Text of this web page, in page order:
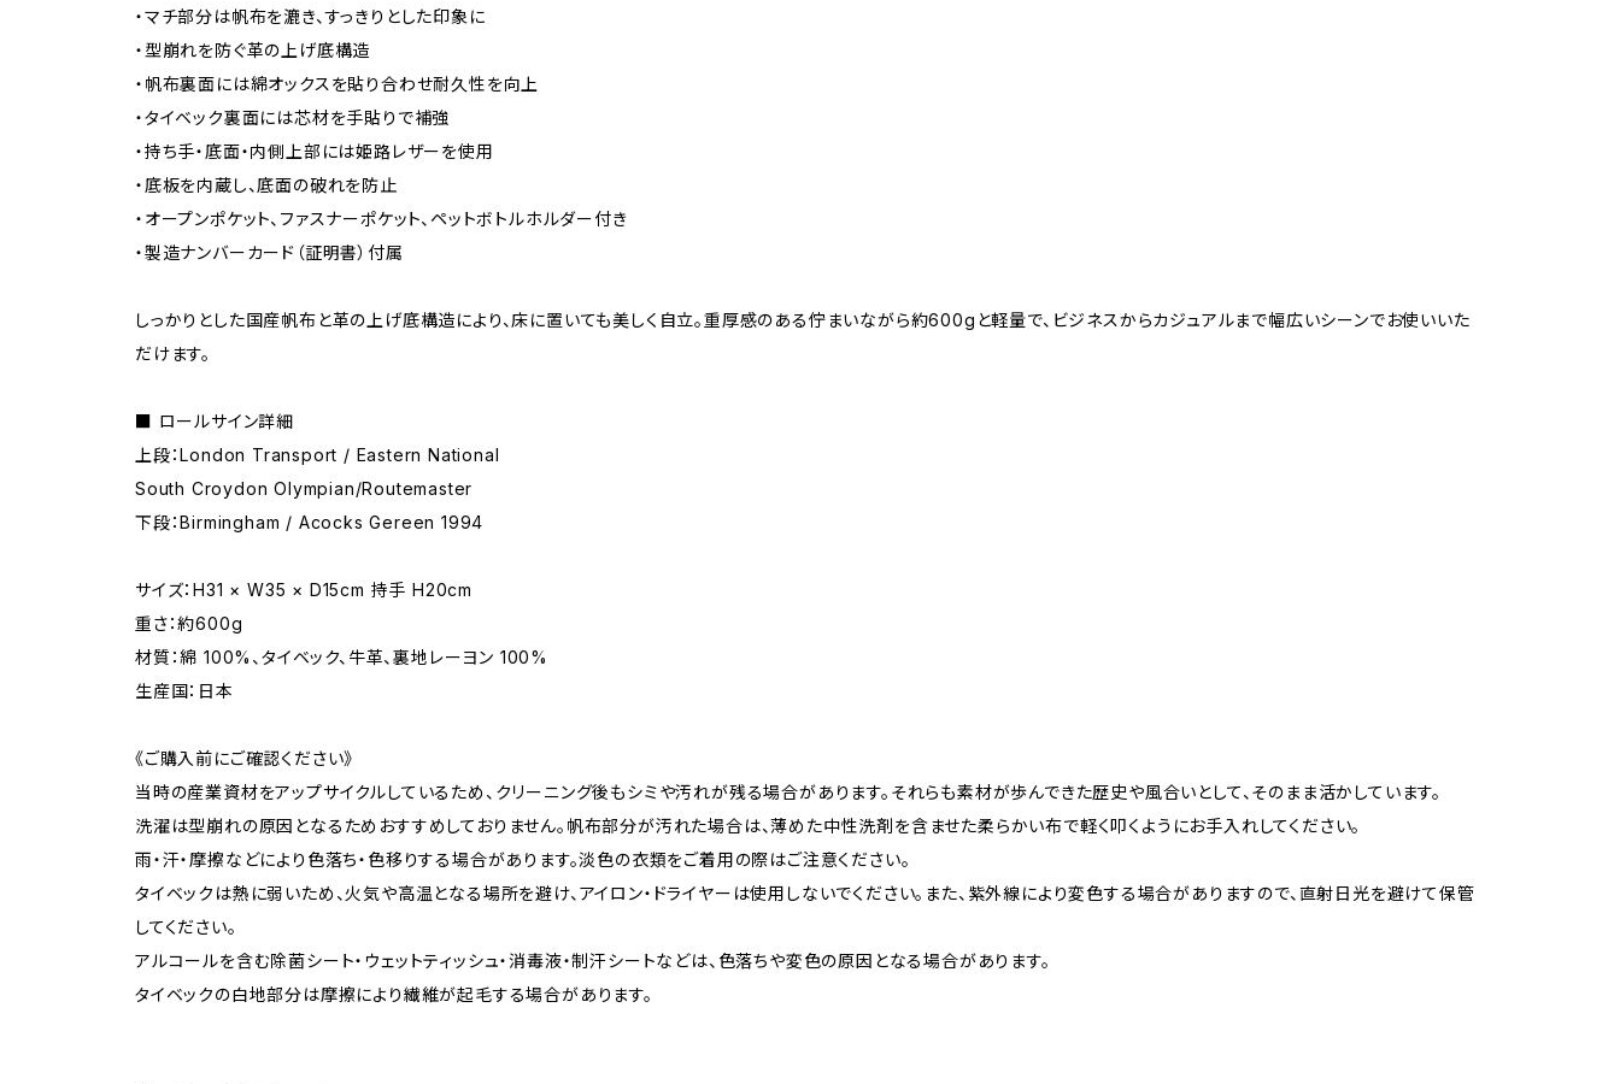
・マチ部分は帆布を漉き、すっきりとした印象に
・型崩れを防ぐ革の上げ底構造
・帆布裏面には綿オックスを貼り合わせ耐久性を向上
・タイベック裏面には芯材を手貼りで補強
・持ち手・底面・内側上部には姫路レザーを使用
・底板を内蔵し、底面の破れを防止
・オープンポケット、ファスナーポケット、ペットボトルホルダー付き
・製造ナンバーカード（証明書）付属
しっかりとした国産帆布と革の上げ底構造により、床に置いても美しく自立。重厚感のある佇まいながら約600gと軽量で、ビジネスからカジュアルまで幅広いシーンでお使いいた
だけます。
■ ロールサイン詳細
上段：London Transport / Eastern National
South Croydon Olympian/Routemaster
下段：Birmingham / Acocks Gereen 1994
サイズ：H31 × W35 × D15cm 持手 H20cm
重さ：約600g
材質：綿 100%、タイベック、牛革、裏地レーヨン 100%
生産国：日本
《ご購入前にご確認ください》
当時の産業資材をアップサイクルしているため、クリーニング後もシミや汚れが残る場合があります。それらも素材が歩んできた歴史や風合いとして、そのまま活かしています。
洗濯は型崩れの原因となるためおすすめしておりません。帆布部分が汚れた場合は、薄めた中性洗剤を含ませた柔らかい布で軽く叩くようにお手入れしてください。
雨・汗・摩擦などにより色落ち・色移りする場合があります。淡色の衣類をご着用の際はご注意ください。
タイベックは熱に弱いため、火気や高温となる場所を避け、アイロン・ドライヤーは使用しないでください。また、紫外線により変色する場合がありますので、直射日光を避けて保管
してください。
アルコールを含む除菌シート・ウェットティッシュ・消毒液・制汗シートなどは、色落ちや変色の原因となる場合があります。
タイベックの白地部分は摩擦により繊維が起毛する場合があります。